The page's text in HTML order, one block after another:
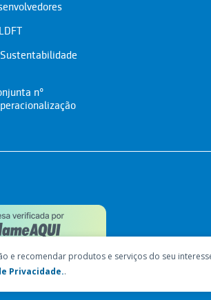
nº
e recomendar produtos e serviços do seu
Privacidade..